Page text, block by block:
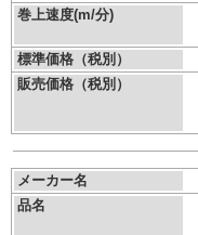
巻上速度(m/分)
標準価格（税別）
販売価格（税別）
メーカー名
品名